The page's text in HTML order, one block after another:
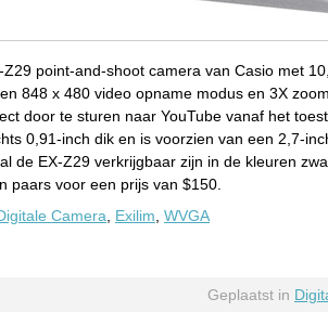
Z29 point-and-shoot camera van Casio met
848 x 480 video opname modus en 3X
door te sturen naar YouTube vanaf het
0,91-inch dik en is voorzien van een 2,7-
de EX-Z29 verkrijgbaar zijn in de kleuren
paars voor een prijs van $150.
Camera Exilim WVGA
Geplaatst in